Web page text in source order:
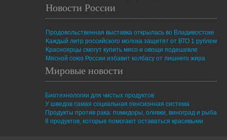
Новости России
Продовольственная выставка открылась во Владивостоке
Каждый литр российского молока защитят от ВТО 1 рублем
Красноярцы смогут купить мясо и овощи подешевле
Мясной союз России избавит колбасу от лишнего жира
Мировые новости
Биотехнологии для чистых продуктов
У шведов самая социальная пенсионная система
Продукты против рака: помидоры, оливки, виноград и рыба
8 продуктов, которые помогают оставаться красивыми